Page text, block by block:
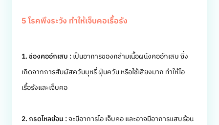
5 โรคพึงระวัง ทำให้เจ็บคอเรื้อรัง
1. ช่องคออักเสบ : เป็นอาการของกล้ามเนื้อผนังคออักเสบ ซึ่ง
เกิดจากการสัมผัสควันบุหรี่ ฝุ่นควัน หรือใช้เสียงมาก ทำให้ไอ
เรื้อรังและเจ็บคอ
2. กรดไหลย้อน :จะมีอาการไอ เจ็บคอ และอาจมีอาการแสบร้อน